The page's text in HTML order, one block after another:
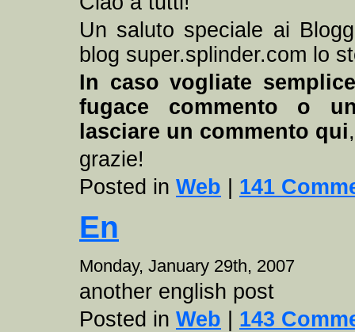
Un saluto speciale ai
blog super.splinder.com lo
In caso vogliate
fugace commento o
lasciare un commento qui,
grazie!
Posted in Web 141
En
Monday, January 29th, 2007
another english post
Posted in Web 143